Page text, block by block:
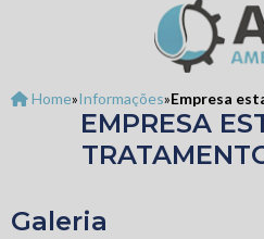
Home»Informações»Empresa
EMPRESA
Galeria